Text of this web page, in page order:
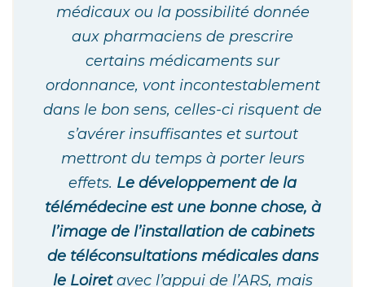
médicaux ou la possibilité donnée
aux pharmaciens de prescrire
certains médicaments sur
ordonnance, vont incontestablement
dans le bon sens, celles-ci risquent de
s’avérer insuffisantes et surtout
mettront du temps à porter leurs
effets. Le développement de la
télémédecine est une bonne chose, à
l’image de l’installation de cabinets
de téléconsultations médicales dans
le Loiretavec l’appui de l’ARS, mais